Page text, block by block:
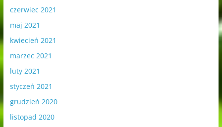
czerwiec 2021
maj 2021
kwiecień 2021
marzec 2021
luty 2021
styczeń 2021
grudzień 2020
listopad 2020